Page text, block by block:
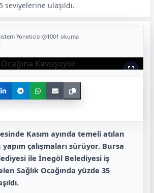
seviyelerine ulaşıldı.
Yöneticisi 1001 okuma
Kasım ayında temeli atılan
yapım çalışmaları sürüyor. Bursa
ile İnegöl Belediyesi iş
Sağlık Ocağında yüzde 35